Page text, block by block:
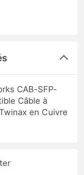
CAB-SFP-
Câble à
en Cuivre